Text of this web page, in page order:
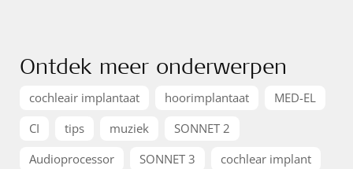
Ontdek meer onderwerpen
cochleair implantaat hoorimplantaat
MED-EL
CI
tips muziek
SONNET 2
Audioprocessor
SONNET 3
cochlear implant